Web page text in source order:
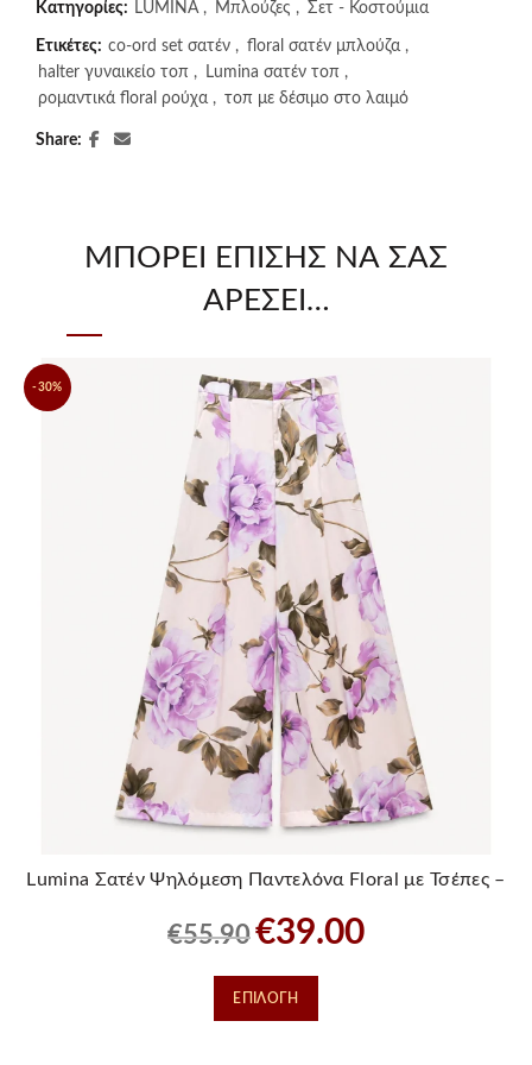
Κατηγορίες: LUMINA , Μπλούζες , Σετ - Κοστούμια
Ετικέτες: co-ord set σατέν , floral σατέν μπλούζα ,
halter γυναικείο τοπ , Lumina σατέν τοπ ,
ρομαντικά floral ρούχα , τοπ με δέσιμο στο λαιμό
Share
ΜΠΟΡΕΊ ΕΠΊΣΗΣ ΝΑ ΣΑΣ
ΑΡΈΣΕΙ…
-30%
Lumina Σατέν Ψηλόμεση Παντελόνα Floral με Τσέπες –
€55.90
Original
price
was:
€55.90.
€39.00
ΕΠΙΛΟΓΉ